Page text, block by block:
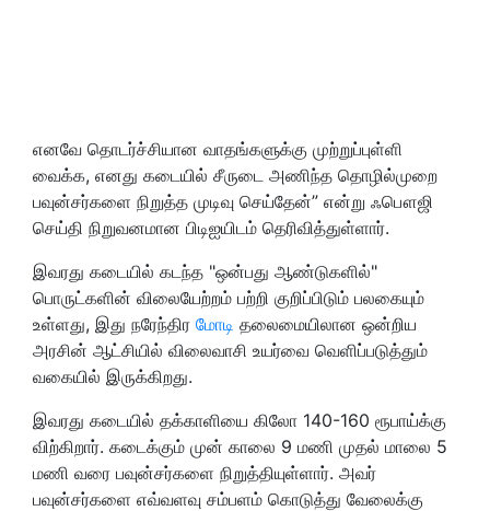
எனவே தொடர்ச்சியான வாதங்களுக்கு முற்றுப்புள்ளி
வைக்க, எனது கடையில் சீருடை அணிந்த தொழில்முறை
பவுன்சர்களை நிறுத்த முடிவு செய்தேன்” என்று ஃபௌஜி
செய்தி நிறுவனமான பிடிஐயிடம் தெரிவித்துள்ளார்.
இவரது கடையில் கடந்த "ஒன்பது ஆண்டுகளில்"
பொருட்களின் விலையேற்றம் பற்றி குறிப்பிடும் பலகையும்
உள்ளது, இது நரேந்திர மோடி தலைமையிலான ஒன்றிய
அரசின் ஆட்சியில் விலைவாசி உயர்வை வெளிப்படுத்தும்
வகையில் இருக்கிறது.
இவரது கடையில் தக்காளியை கிலோ 140-160 ரூபாய்க்கு
விற்கிறார். கடைக்கும் முன் காலை 9 மணி முதல் மாலை 5
மணி வரை பவுன்சர்களை நிறுத்தியுள்ளார். அவர்
பவுன்சர்களை எவ்வளவு சம்பளம் கொடுத்து வேலைக்கு